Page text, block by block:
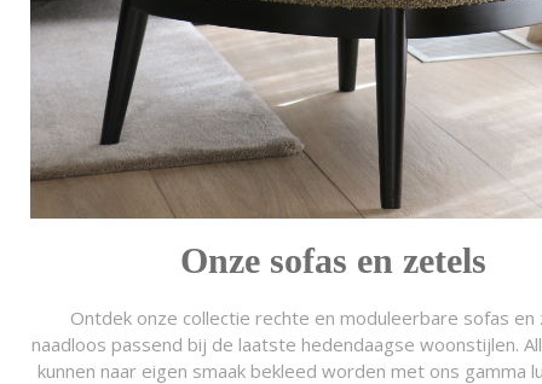
Onze sofas en zetels
Ontdek onze collectie rechte en moduleerbare sofas en
naadloos passend bij de laatste hedendaagse woonstijlen.
kunnen naar eigen smaak bekleed worden met ons gamma